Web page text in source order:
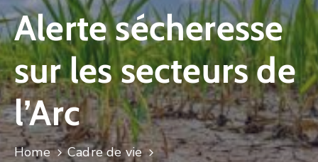
ROUSSET
ÉDUCATION
ET
JEUNESSE
SOLIDARITÉS
ÉCONOMIE
Alerte sécheresse
sur les secteurs de
l’Arc
Home
Cadre de vie